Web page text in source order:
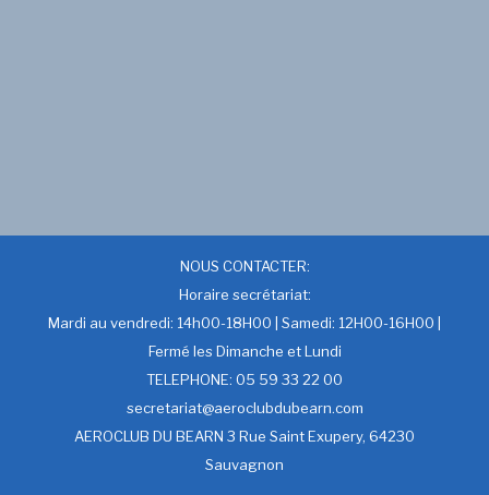
NOUS CONTACTER:
Horaire secrétariat:
Mardi au vendredi: 14h00-18H00 | Samedi: 12H00-16H00 |
Fermé les Dimanche et Lundi
TELEPHONE: 05 59 33 22 00
secretariat@aeroclubdubearn.com
AEROCLUB DU BEARN 3 Rue Saint Exupery, 64230
Sauvagnon